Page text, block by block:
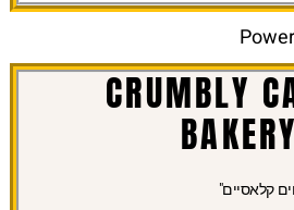
CRUMBLY
BAKERY
קלאסיים"